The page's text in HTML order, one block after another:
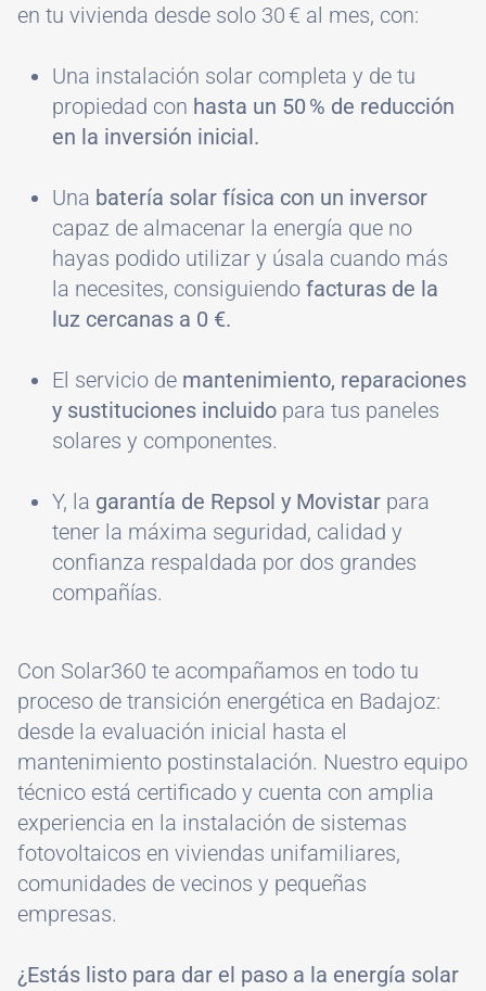
en tu vivienda desde solo 30 € al mes, con:
Una instalación solar completa y de tu
propiedad con hasta un 50 % de reducción
en la inversión inicial.
Una batería solar física con un inversor
capaz de almacenar la energía que no
hayas podido utilizar y úsala cuando más
la necesites, consiguiendo facturas de la
luz cercanas a 0 €.
El servicio de mantenimiento, reparaciones
y sustituciones incluido para tus paneles
solares y componentes.
Y, la garantía de Repsol y Movistar para
tener la máxima seguridad, calidad y
confianza respaldada por dos grandes
compañías.
Con Solar360 te acompañamos en todo tu
proceso de transición energética en Badajoz:
desde la evaluación inicial hasta el
mantenimiento postinstalación. Nuestro equipo
técnico está certificado y cuenta con amplia
experiencia en la instalación de sistemas
fotovoltaicos en viviendas unifamiliares,
comunidades de vecinos y pequeñas
empresas.
¿Estás listo para dar el paso a la energía solar